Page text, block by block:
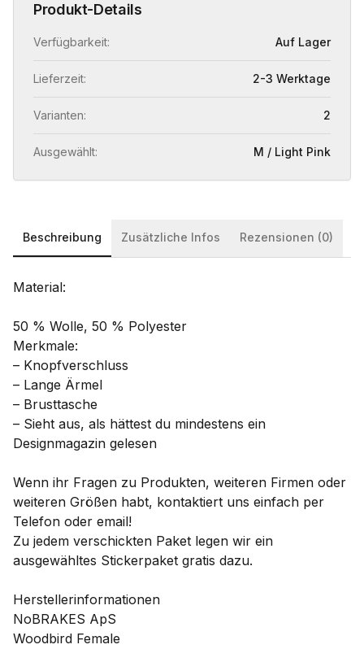
Produkt-Details
Verfügbarkeit: Auf Lager
Lieferzeit: 2-3 Werktage
Varianten: 2
Ausgewählt: M / Light Pink
Beschreibung Zusätzliche Infos Rezensionen (0)
Material:
50 % Wolle, 50 % Polyester
Merkmale:
– Knopfverschluss
– Lange Ärmel
– Brusttasche
– Sieht aus, als hättest du mindestens ein
Designmagazin gelesen
Wenn ihr Fragen zu Produkten, weiteren Firmen oder
weiteren Größen habt, kontaktiert uns einfach per
Telefon oder email!
Zu jedem verschickten Paket legen wir ein
ausgewähltes Stickerpaket gratis dazu.
Herstellerinformationen
NoBRAKES ApS
Woodbird Female